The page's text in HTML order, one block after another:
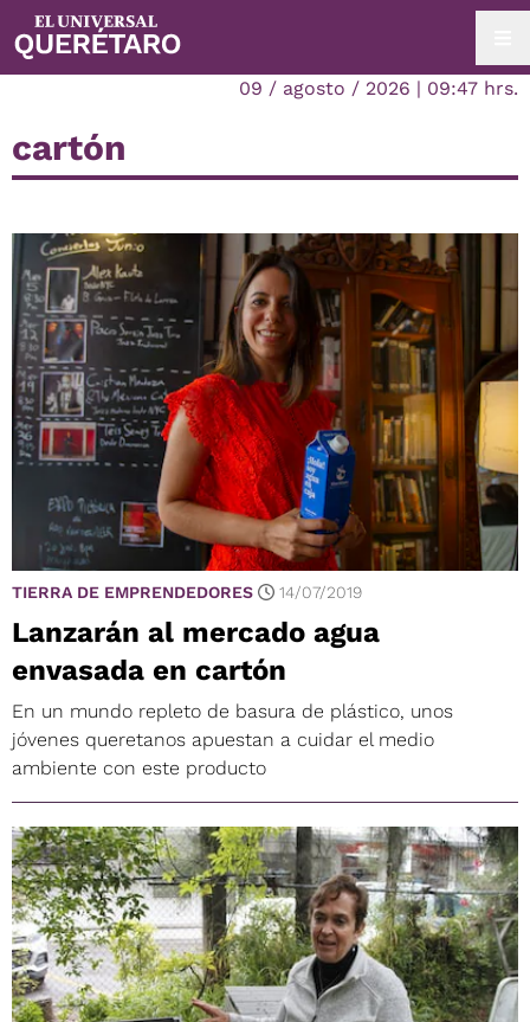
09 / agosto / 2026 | 09:47 hrs.
cartón
TIERRA DE EMPRENDEDORES 14/07/2019
Lanzarán al mercado agua
envasada en cartón
En un mundo repleto de basura de plástico, unos
jóvenes queretanos apuestan a cuidar el medio
ambiente con este producto